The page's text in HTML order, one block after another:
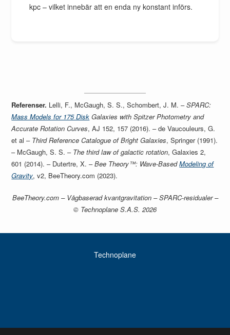
kpc – vilket innebär att en enda ny konstant införs.
Referenser. Lelli, F., McGaugh, S. S., Schombert, J. M. –SPARC:
Mass Models for 175 Disk Galaxies with Spitzer Photometry and
Accurate Rotation Curves, AJ 152, 157 (2016). – de Vaucouleurs, G.
et al – Third Reference Catalogue of Bright Galaxies, Springer (1991).
– McGaugh, S. S. – The third law of galactic rotation, Galaxies 2,
601 (2014). – Dutertre, X. –Bee Theory™: Wave-BasedModeling of
Gravity, v2, BeeTheory.com (2023).
BeeTheory.com – Vågbaserad kvantgravitation – SPARC-residualer –
© Technoplane S.A.S. 2026
Technoplane